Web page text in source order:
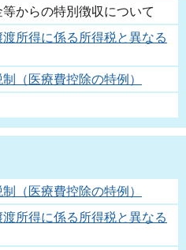
からの特別徴収について
所得に係る所得税と異なる
（医療費控除の特例）
（医療費控除の特例）
所得に係る所得税と異なる